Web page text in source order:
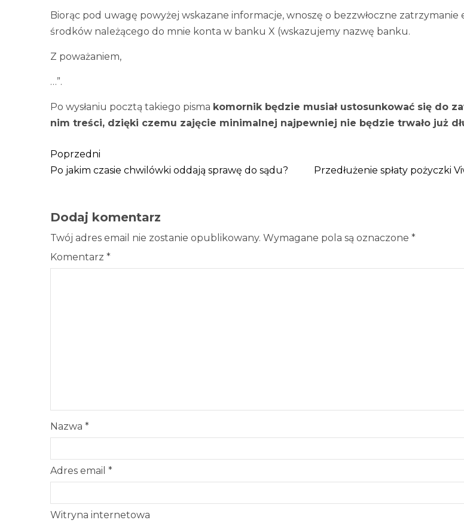
Biorąc pod uwagę powyżej wskazane informacje, wnoszę o bezzwłoczne zatrzymanie
środków należącego do mnie konta w banku X (wskazujemy nazwę banku.
Z poważaniem,
…”.
Po wysłaniu pocztą takiego pisma komornik będzie musiał ustosunkować się do
nim treści, dzięki czemu zajęcie minimalnej najpewniej nie będzie trwało już
Poprzedni
Po jakim czasie chwilówki oddają sprawę do sądu?
Przedłużenie spłaty pożyczki
Dodaj komentarz
Twój adres email nie zostanie opublikowany. Wymagane pola są oznaczone *
Komentarz *
Nazwa *
Adres email *
Witryna internetowa